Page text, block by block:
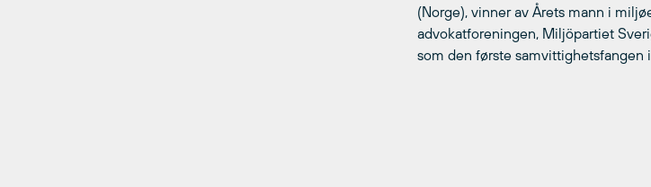
(Norge), vinner av Årets mann i
advokatforeningen, Miljöpartiet
som den første samvittighetsfangen